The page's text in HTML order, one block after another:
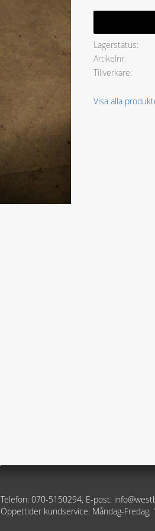
Lagerstatus
Artikelnr
Tillverkare
Visa alla
Telefon: 070-5150294, E-post:
Öppettider kundservice: Måndag-Fredag,